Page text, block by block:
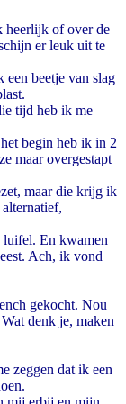
heerlijk of over de
er leuk uit te
beetje van slag
tijd heb ik me
begin heb ik in 2
maar overgestapt
maar die krijg ik
luifel. En kwamen
Ach, ik vond
gekocht. Nou
denk je, maken
zeggen dat ik een